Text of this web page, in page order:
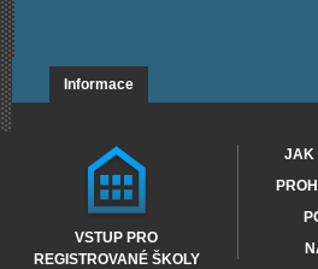
Informace
VSTUP PRO
REGISTROVANÉ ŠKOLY
JAK